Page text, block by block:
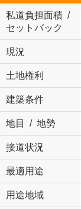
私道負担面積 /
セットバック
現況
土地権利
建築条件
地目 / 地勢
接道状況
最適用途
用途地域